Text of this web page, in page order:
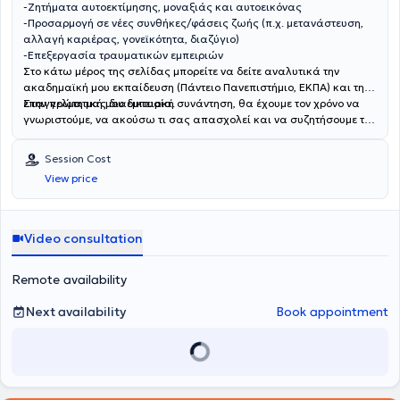
-Ζητήματα αυτοεκτίμησης, μοναξιάς και αυτοεικόνας
-Προσαρμογή σε νέες συνθήκες/φάσεις ζωής (π.χ. μετανάστευση,
αλλαγή καριέρας, γονεϊκότητα, διαζύγιο)
-Επεξεργασία τραυματικών εμπειριών
Στο κάτω μέρος της σελίδας μπορείτε να δείτε αναλυτικά την
ακαδημαϊκή μου εκπαίδευση (Πάντειο Πανεπιστήμιο, ΕΚΠΑ) και την
επαγγελματική μου εμπειρία.
Στην πρώτη μας διαδικτυακή συνάντηση, θα έχουμε τον χρόνο να
γνωριστούμε, να ακούσω τι σας απασχολεί και να συζητήσουμε το
Session Cost
View price
Video consultation
Remote availability
Next availability
Book appointment